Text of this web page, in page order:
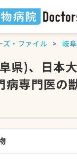
ズ・ファイル 岐
県)、日本
病専門医の